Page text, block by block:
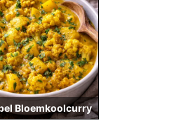
Bloemkoolcurry